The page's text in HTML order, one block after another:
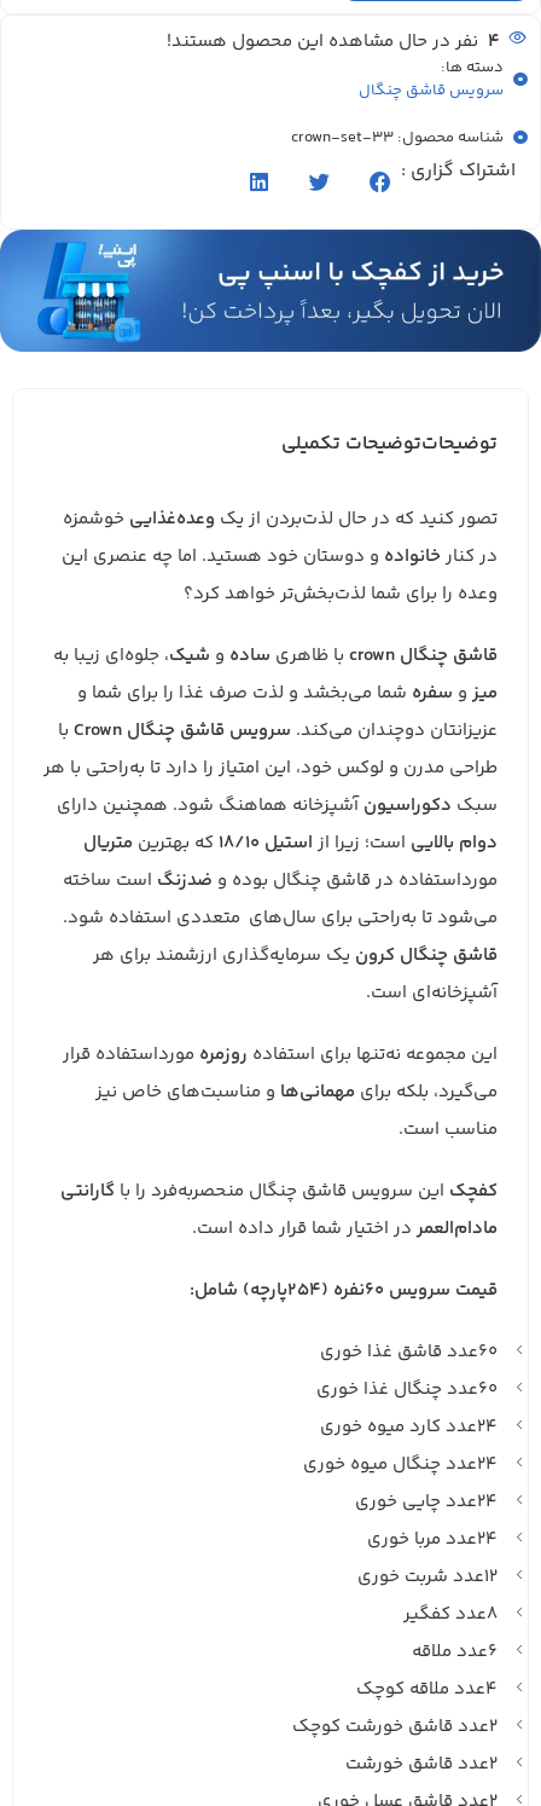
4 نفر در حال مشاهده این محصول هستند!
دسته ها:
سرویس قاشق چنگال
شناسه محصول: crown-set-33
اشتراک گزاری :
توضیحاتتوضیحات تکمیلی
تصور کنید که در حال لذت‌بردن از یک وعده‌غذایی خوشمزه
در کنار خانواده و دوستان خود هستید. اما چه عنصری این
وعده را برای شما لذت‌بخش‌تر خواهد کرد؟
قاشق چنگال crown با ظاهری ساده و شیک، جلوه‌ای زیبا به
میز و سفره شما می‌بخشد و لذت صرف غذا را برای شما و
عزیزانتان دوچندان می‌کند. سرویس قاشق چنگال Crown
با
طراحی مدرن و لوکس خود، این امتیاز را دارد تا به‌راحتی با هر
سبک دکوراسیونآشپزخانه هماهنگ شود. همچنین دارای
دوام بالایی است؛ زیرا از استیل 18/10 که بهترین متریال
مورداستفاده در قاشق چنگال بوده و ضدزنگ است ساخته
می‌شود تا به‌راحتی برای سال‌های متعددی استفاده شود.
قاشق چنگال کرون یک سرمایه‌گذاری ارزشمند برای هر
آشپزخانه‌ای است.
این مجموعه نه‌تنها برای استفاده روزمره مورداستفاده قرار
می‌گیرد، بلکه برای مهمانی‌ها و مناسبت‌های خاص نیز
مناسب است.
کفچک این سرویس قاشق چنگال منحصربه‌فرد را با گارانتی
مادام‌العمر در اختیار شما قرار داده است.
قیمت سرویس ۶۰نفره (254پارچه) شامل:
۶۰عدد قاشق غذا خوری
۶۰عدد چنگال غذا خوری
۲۴عدد کارد میوه خوری
۲۴عدد چنگال میوه خوری
۲۴عدد چایی خوری
۲۴عدد مربا خوری
۱۲عدد شربت خوری
۸عدد کفگیر
۶عدد ملاقه
۴عدد ملاقه کوچک
۲عدد قاشق خورشت کوچک
۲عدد قاشق خورشت